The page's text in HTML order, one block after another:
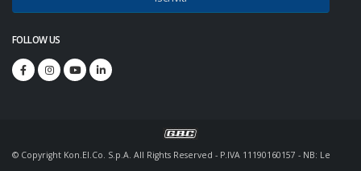
FOLLOW US
© Copyright Kon.El.Co. S.p.A. All Rights Reserved - P.IVA 11190160157 - NB: Le